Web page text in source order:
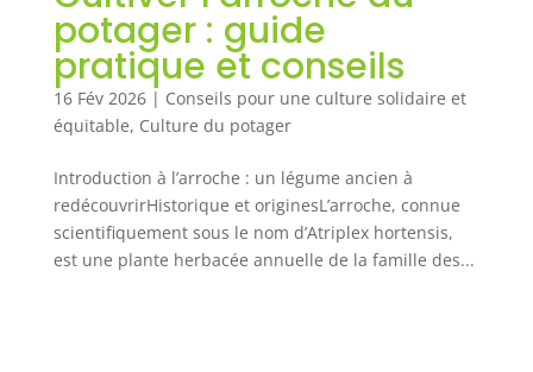
potager : guide
pratique et conseils
16 Fév 2026| Conseils pour une culture solidaire et
équitable, Culture du potager
Introduction à l’arroche : un légume ancien à
redécouvrirHistorique et originesL’arroche, connue
scientifiquement sous le nom d’Atriplex hortensis,
est une plante herbacée annuelle de la famille des...